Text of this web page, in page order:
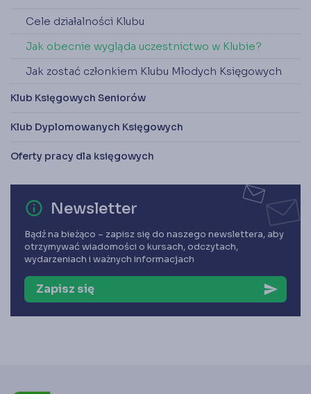
Cele działalności Klubu
Jak obecnie wygląda uczestnictwo w Klubie?
Jak zostać członkiem Klubu Młodych Księgowych
Klub Księgowych Seniorów
Klub Dyplomowanych Księgowych
Oferty pracy dla księgowych
error_outline Newsletter
Bądź na bieżąco – zapisz się do naszego newslettera, aby
otrzymywać wiadomości o kursach, odczytach,
wydarzeniach i ważnych informacjach
Zapisz się send